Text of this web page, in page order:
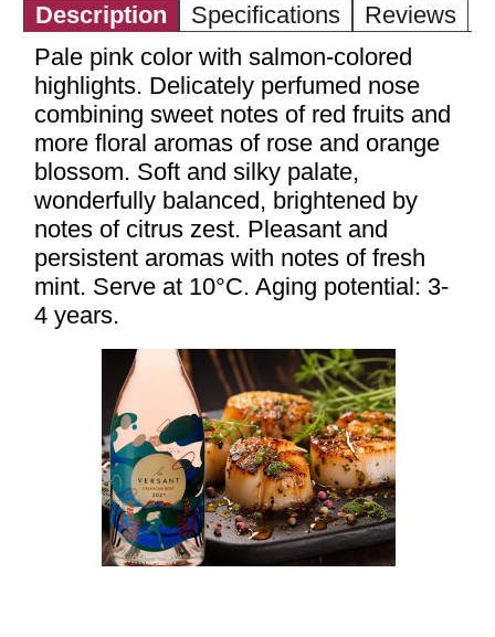
Description Specifications
Reviews
Pale pink color with salmon-colored
highlights. Delicately perfumed nose
combining sweet notes of red fruits and
more floral aromas of rose and orange
blossom. Soft and silky palate,
wonderfully balanced, brightened by
notes of citrus zest. Pleasant and
persistent aromas with notes of fresh
mint. Serve at 10°C. Aging potential: 3-
4 years.